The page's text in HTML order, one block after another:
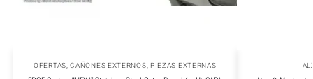
OFERTAS,CAÑONES EXTERNOS, PIEZAS EXTERNAS